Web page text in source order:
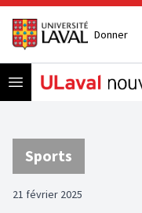
Donner
Open menu
Sports
21 février 2025